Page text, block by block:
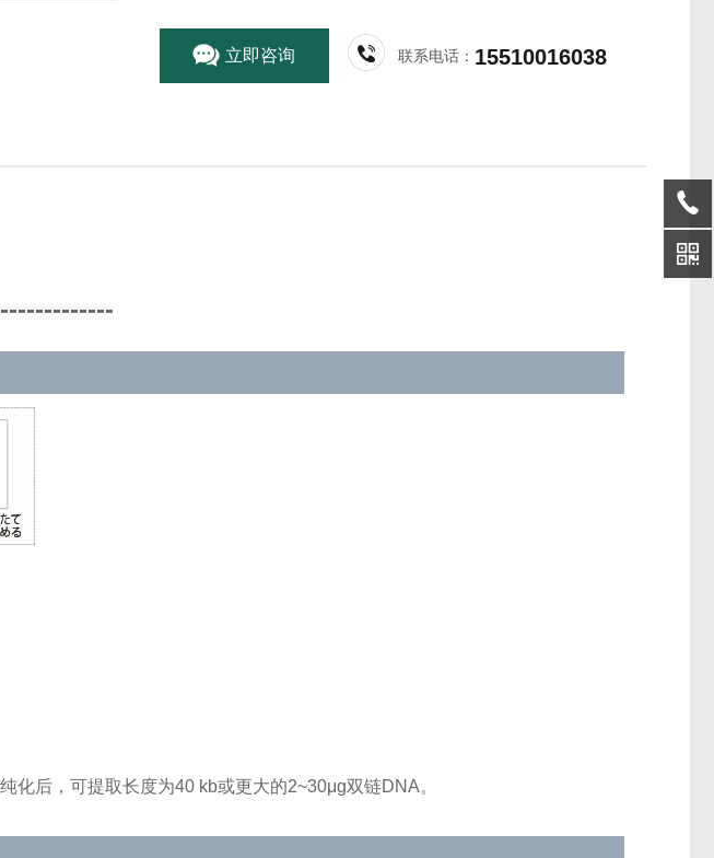
立即咨询 联系电话： 15510016038
化后，可提取长度为40 kb或更大的2~30μg双链DNA。